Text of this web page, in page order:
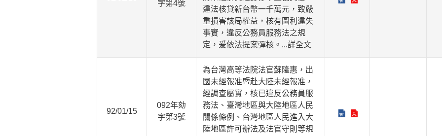
字第4號
違法核貸新台幣一千萬元，致嚴
重損害該局權益，核有圖利違失
事實，違反公務員服務法之規
定，爰依法提案彈核。 ...詳全文
92/01/15
092年劾
字第3號
為台灣高等法院法官蘇隆惠，出
國未經報准暨赴大陸未經報准，
經調查屬實，核已違反公務員服
務法、臺灣地區與大陸地區人民
關係條例、台灣地區人民進入大
陸地區許可辦法及法官守則等規